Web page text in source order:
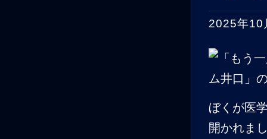
2025年10
ぼくが医
開かれま